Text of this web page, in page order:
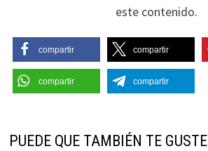
este contenido.
compartir compartir
compartir compartir
PUEDE QUE TAMBIÉN TE GUSTE